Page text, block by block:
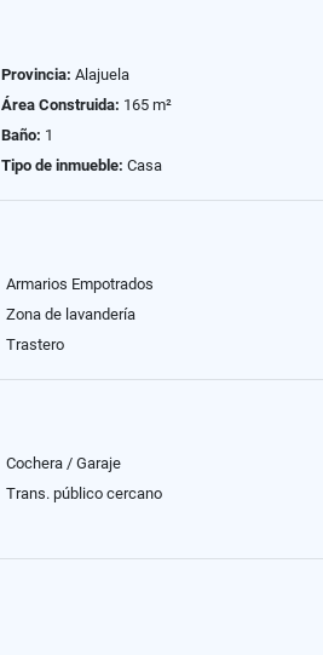
Provincia: Alajuela
Área Construida: 165 m²
Baño: 1
Tipo de inmueble: Casa
Armarios Empotrados
Zona de lavandería
Trastero
Cochera / Garaje
Trans. público cercano